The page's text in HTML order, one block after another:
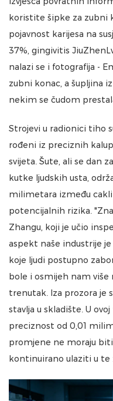
koristite šipke za zubni
pojavnost karijesa na
37%, gingivitis
nalazi se i fotografija -
zubni konac, a šupljina
nekim se čudom
Strojevi u radionici tiho
rođeni iz preciznih
svijeta. Šute, ali se dan
kutke ljudskih usta,
milimetara između
potencijalnih rizika.
Zhangu, koji je učio
aspekt naše industrije je
koje ljudi postupno
bole i osmijeh nam više
trenutak. Iza prozora je
stavlja u skladište. U
preciznost od 0,01
promjene ne moraju
kontinuirano ulaziti u te